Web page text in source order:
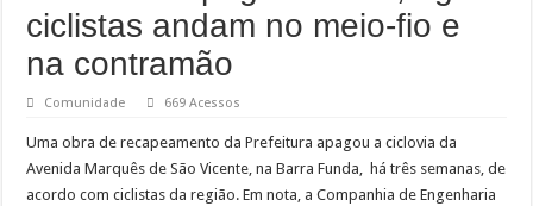
ciclistas andam no meio-fio e
na contramão
Comunidade 669 Acessos
Uma obra de recapeamento da Prefeitura apagou a ciclovia da
Avenida Marquês de São Vicente, na Barra Funda, há três semanas, de
acordo com ciclistas da região. Em nota, a Companhia de Engenharia